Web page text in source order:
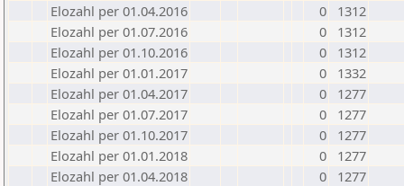
Elozahl per 01.04.2016
0
1312
Elozahl per 01.07.2016
0
1312
Elozahl per 01.10.2016
0
1312
Elozahl per 01.01.2017
0
1332
Elozahl per 01.04.2017
0
1277
Elozahl per 01.07.2017
0
1277
Elozahl per 01.10.2017
0
1277
Elozahl per 01.01.2018
0
1277
Elozahl per 01.04.2018
0
1277